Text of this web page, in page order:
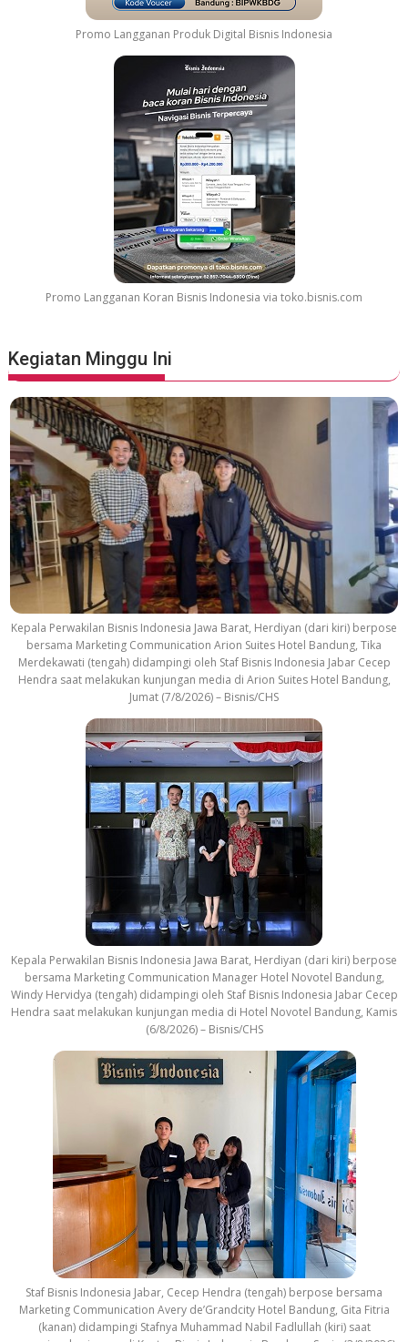
Promo Langganan Produk Digital Bisnis Indonesia
Promo Langganan Koran Bisnis Indonesia via toko.bisnis.com
Kegiatan Minggu Ini
Kepala Perwakilan Bisnis Indonesia Jawa Barat, Herdiyan (dari kiri) berpose
bersama Marketing Communication Arion Suites Hotel Bandung, Tika
Merdekawati (tengah) didampingi oleh Staf Bisnis Indonesia Jabar Cecep
Hendra saat melakukan kunjungan media di Arion Suites Hotel Bandung,
Jumat (7/8/2026) – Bisnis/CHS
Kepala Perwakilan Bisnis Indonesia Jawa Barat, Herdiyan (dari kiri) berpose
bersama Marketing Communication Manager Hotel Novotel Bandung,
Windy Hervidya (tengah) didampingi oleh Staf Bisnis Indonesia Jabar Cecep
Hendra saat melakukan kunjungan media di Hotel Novotel Bandung, Kamis
(6/8/2026) – Bisnis/CHS
Staf Bisnis Indonesia Jabar, Cecep Hendra (tengah) berpose bersama
Marketing Communication Avery de’Grandcity Hotel Bandung, Gita Fitria
(kanan) didampingi Stafnya Muhammad Nabil Fadlullah (kiri) saat